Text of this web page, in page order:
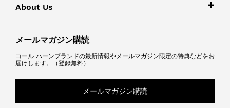
About Us
メールマガジン購読
コール ハーンブランドの最新情報やメールマガジン限定の特典などをお
届けします。（登録無料）
メールマガジン購読